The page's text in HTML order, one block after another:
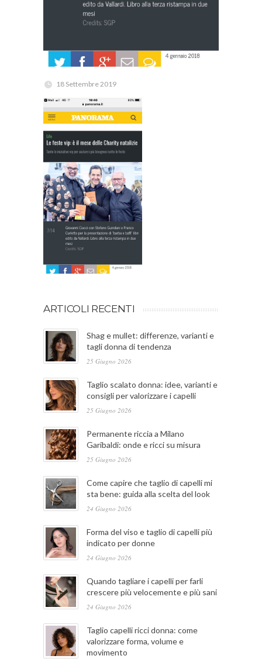
18 Settembre 2019
ARTICOLI RECENTI
Shag e mullet: differenze, varianti e
tagli donna di tendenza
25 Giugno 2026
Taglio scalato donna: idee, varianti e
consigli per valorizzare i capelli
25 Giugno 2026
Permanente riccia a Milano
Garibaldi: onde e ricci su misura
25 Giugno 2026
Come capire che taglio di capelli mi
sta bene: guida alla scelta del look
24 Giugno 2026
Forma del viso e taglio di capelli più
indicato per donne
24 Giugno 2026
Quando tagliare i capelli per farli
crescere più velocemente e più sani
24 Giugno 2026
Taglio capelli ricci donna: come
valorizzare forma, volume e
movimento